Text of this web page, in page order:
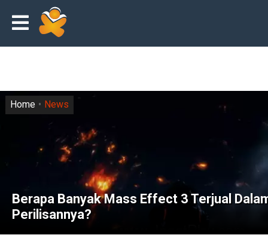
Berapa Banyak Mass Effect 3 Terjual
Perilisannya?
Home News